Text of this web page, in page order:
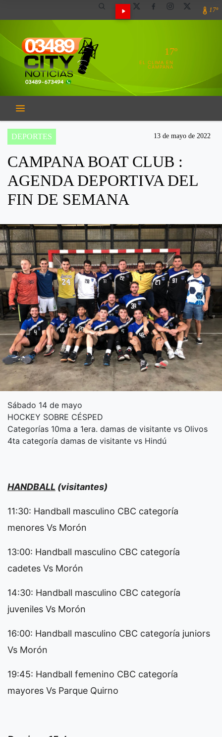
17º
17º
EL CLIMA EN
CAMPANA
DEPORTES 13 de mayo de 2022
CAMPANA BOAT CLUB :
AGENDA DEPORTIVA DEL
FIN DE SEMANA
Sábado 14 de mayo
HOCKEY SOBRE CÉSPED
Categorías 10ma a 1era. damas de visitante vs Olivos
4ta categoría damas de visitante vs Hindú
HANDBALL (visitantes)
11:30: Handball masculino CBC categoría
menores Vs Morón
13:00: Handball masculino CBC categoría
cadetes Vs Morón
14:30: Handball masculino CBC categoría
juveniles Vs Morón
16:00: Handball masculino CBC categoría juniors
Vs Morón
19:45: Handball femenino CBC categoría
mayores Vs Parque Quirno